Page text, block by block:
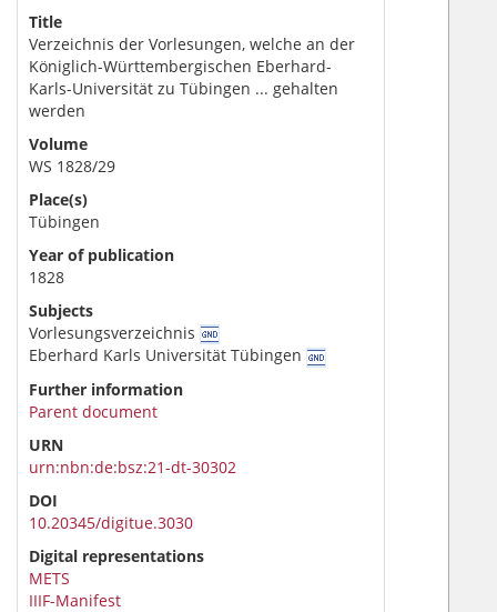
Title
Verzeichnis der Vorlesungen, welche an der
Königlich-Württembergischen Eberhard-
Karls-Universität zu Tübingen ... gehalten
werden
Volume
WS 1828/29
Place(s)
Tübingen
Year of publication
1828
Subjects
Vorlesungsverzeichnis
Eberhard Karls Universität Tübingen
Further information
Parent document
URN
urn:nbn:de:bsz:21-dt-30302
DOI
10.20345/digitue.3030
Digital representations
METS
IIIF-Manifest